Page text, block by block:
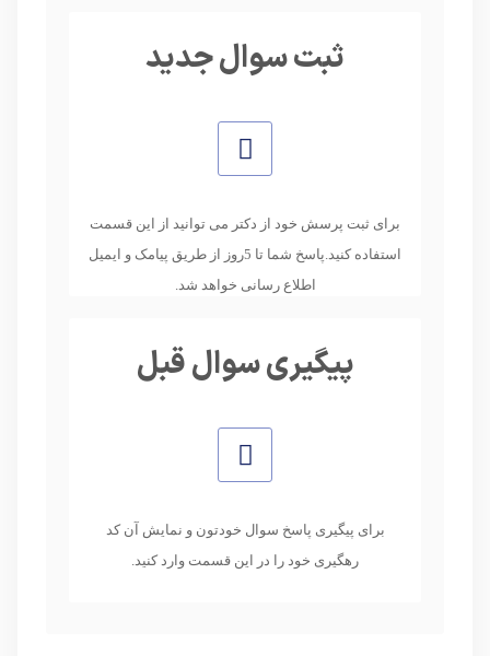
ثبت سوال جدید
برای ثبت پرسش خود از دکتر می توانید از این قسمت
استفاده کنید.پاسخ شما تا 5روز از طریق پیامک و ایمیل
اطلاع رسانی خواهد شد.
پیگیری سوال قبل
برای پیگیری پاسخ سوال خودتون و نمایش آن کد
رهگیری خود را در این قسمت وارد کنید.